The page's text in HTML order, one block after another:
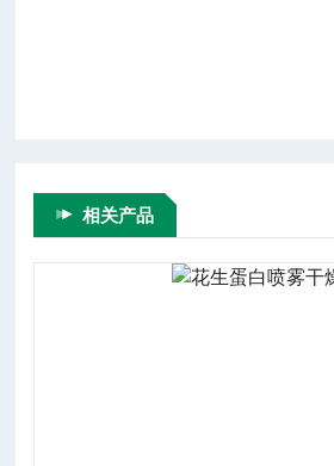
相关产品